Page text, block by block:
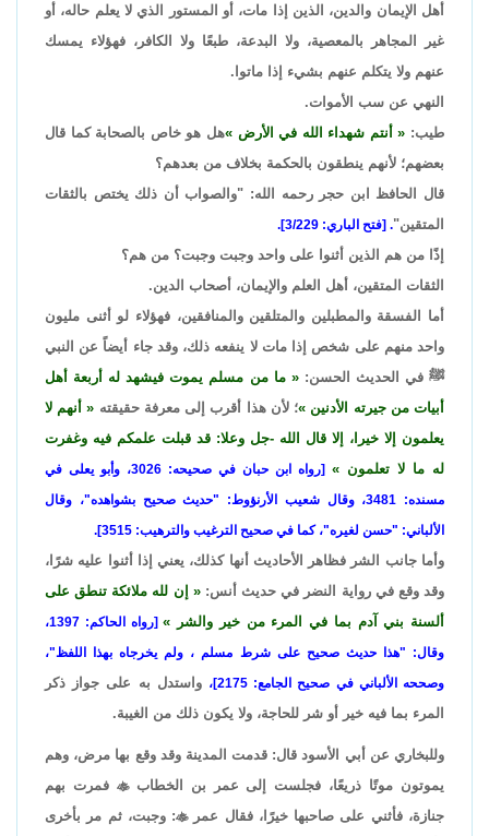
أهل الإيمان والدين، الذين إذا مات، أو المستور الذي لا يعلم حاله، أو
غير المجاهر بالمعصية، ولا البدعة، طبعًا ولا الكافر، فهؤلاء يمسك
عنهم ولا يتكلم عنهم بشيء إذا ماتوا.
النهي عن سب الأموات.
طيب:
أنتم شهداء الله في الأرض
هل هو خاص بالصحابة كما قال
بعضهم؛ لأنهم ينطقون بالحكمة بخلاف من بعدهم؟
قال الحافظ ابن حجر رحمه الله: "والصواب أن ذلك يختص بالثقات
المتقين". [فتح الباري: 3/229].
إذًا من هم الذين أثنوا على واحد وجبت وجبت؟ من هم؟
الثقات المتقين، أهل العلم والإيمان، أصحاب الدين.
أما الفسقة والمطبلين والمتلقين والمنافقين، فهؤلاء لو أثنى مليون
واحد منهم على شخص إذا مات لا ينفعه ذلك، وقد جاء أيضاً عن النبي
ﷺ في الحديث الحسن:
ما من مسلم يموت فيشهد له أربعة أهل
أبيات من جيرته الأدنين
؛ لأن هذا أقرب إلى معرفة حقيقته
أنهم لا
يعلمون إلا خيرا، إلا قال الله -جل وعلا: قد قبلت علمكم فيه وغفرت
له ما لا تعلمون
[رواه ابن حبان في صحيحه: 3026، وأبو يعلى في
مسنده: 3481، وقال شعيب الأرنؤوط: "حديث صحيح بشواهده"، وقال
الألباني: "حسن لغيره"، كما في صحيح الترغيب والترهيب: 3515].
وأما جانب الشر فظاهر الأحاديث أنها كذلك، يعني إذا أثنوا عليه شرًا،
وقد وقع في رواية النضر في حديث أنس:
إن لله ملائكة تنطق على
ألسنة بني آدم بما في المرء من خير والشر
[رواه الحاكم: 1397،
وقال: "هذا حديث صحيح على شرط مسلم ، ولم يخرجاه بهذا اللفظ"،
وصححه الألباني في صحيح الجامع: 2175]،
واستدل به على جواز ذكر
المرء بما فيه خير أو شر للحاجة، ولا يكون ذلك من الغيبة.
وللبخاري عن أبي الأسود قال: قدمت المدينة وقد وقع بها مرض، وهم
يموتون موتًا ذريعًا، فجلست إلى عمر بن الخطاب فمرت بهم
جنازة، فأثني على صاحبها خيرًا، فقال عمر: وجبت، ثم مر بأخرى